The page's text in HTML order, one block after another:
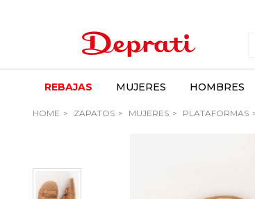
REBAJAS MUJERES HOMBRES
HOME ZAPATOS MUJERES PLATAFORMAS